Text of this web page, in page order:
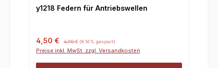
y1218 Federn für Antriebswellen
Verkaufspreis:
4,50 € 4,90 € (8.16% gespart)
Preise inkl. MwSt. zzgl. Versandkosten